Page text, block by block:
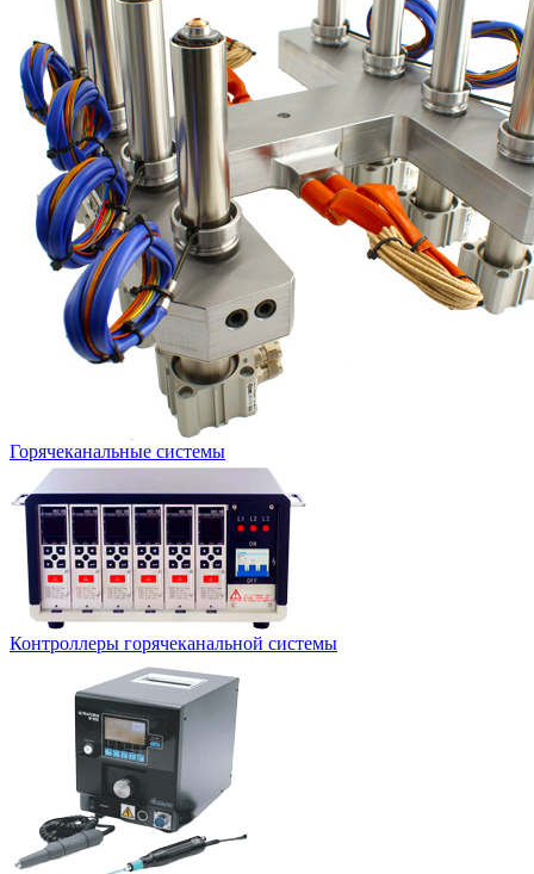
Горячеканальные системы
Контроллеры горячеканальной системы